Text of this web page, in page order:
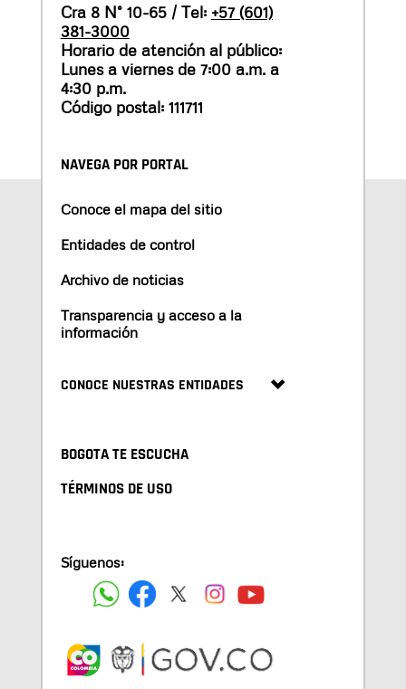
Cra 8 N° 10-65 / Tel: +57 (601)
381-3000
Horario de atención al público:
Lunes a viernes de 7:00 a.m. a
4:30 p.m.
Código postal: 111711
NAVEGA POR PORTAL
Conoce el mapa del sitio
Entidades de control
Archivo de noticias
Transparencia y acceso a la
información
CONOCE NUESTRAS ENTIDADES
BOGOTA TE ESCUCHA
TÉRMINOS DE USO
Síguenos: